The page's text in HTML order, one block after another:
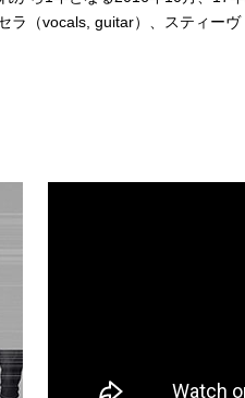
ラ（vocals, guitar）、スティー